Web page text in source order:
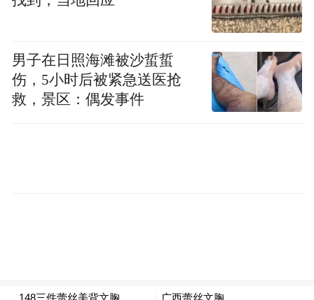
安全公司的高级技术总监表示：“弹药销售服
地扩大了犯罪分子的攻击面，每项创新都有
可能变成潜在的漏洞。”据报道，仅7月4日美
国独立日一天，枪支暴力就造成至少33人死
space services.”
男子在日照海滩被沙蜇蜇
伤，5小时后被紧急送医抢
救，景区：偶发事件